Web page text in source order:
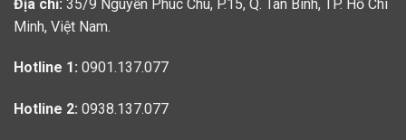
Địa chỉ: 35/9 Nguyễn Phúc Chu, P.15, Q. Tân Bình, TP. Hồ Chí
Minh, Việt Nam.
Hotline 1: 0901.137.077
Hotline 2: 0938.137.077